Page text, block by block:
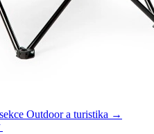
Outdoor a turistika →